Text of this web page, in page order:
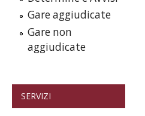
Gare aggiudicate
Gare non
aggiudicate
SERVIZI